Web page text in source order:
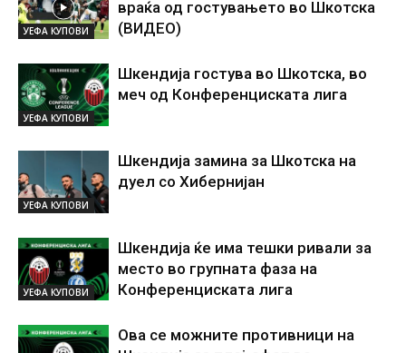
УЕФА КУПОВИ
враќа од гостувањето во Шкотска
(ВИДЕО)
УЕФА КУПОВИ
Шкендија гостува во Шкотска, во
меч од Конференциската лига
УЕФА КУПОВИ
Шкендија замина за Шкотска на
дуел со Хибернијан
УЕФА КУПОВИ
Шкендија ќе има тешки ривали за
место во групната фаза на
Конференциската лига
Ова се можните противници на